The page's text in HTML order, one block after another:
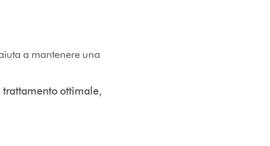
a mantenere una
trattamento ottimale,